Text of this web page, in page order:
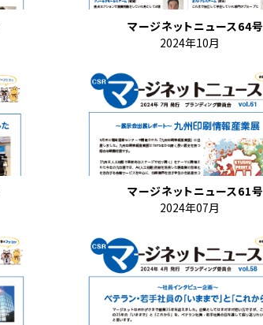
マージネットニュース64号
2024年10月
マージネットニュース61号
2024年07月